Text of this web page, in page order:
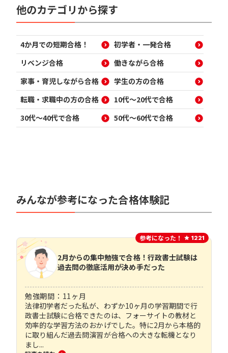
他のカテゴリから探す
4か月での短期合格！ 初学者・一発合格
リベンジ合格 働きながら合格
家事・育児しながら合格 学生の方の合格
転職・求職中の方の合格 10代～20代で合格
30代～40代で合格 50代～60代で合格
みんなが参考になった合格体験記
参考になった！ 1221
2月からの集中勉強で合格！行政書士試験は
過去問の徹底活用が決め手だった
勉強期間： 11 ヶ月
法律初学者だった私が、わずか10ヶ月の学習期間で行
政書士試験に合格できたのは、フォーサイトの教材と
効率的な学習方法のおかげでした。特に2月から本格的
に取り組んだ過去問演習が合格への大きな転機となり
まし...